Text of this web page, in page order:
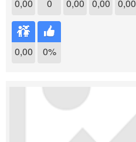
0,00 0 0,00 0,00 0,00
0,00 0%